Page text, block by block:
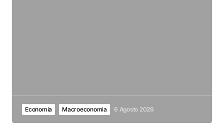
Economia Macroeconomia 6 Agosto 2026